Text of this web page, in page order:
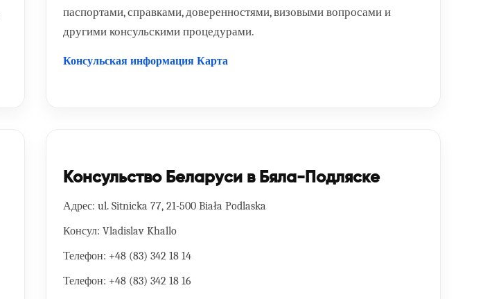
паспортами, справками, доверенностями, визовыми вопросами и
другими консульскими процедурами.
Консульская информация Карта
Консульство Беларуси в Бяла-Подляске
Адрес: ul. Sitnicka 77, 21-500 Biała Podlaska
Консул: Vladislav Khallo
Телефон: +48 (83) 342 18 14
Телефон: +48 (83) 342 18 16